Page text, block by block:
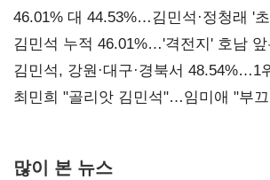
대표된 양 당직 배분"
46.01% 대 44.53%…김민석·정청래 '
김민석 누적 46.01%…'격전지' 호남
(2보)
김민석, 강원·대구·경북서 48.54%…1
최민희 "골리앗 김민석"…임미애 "부
많이 본 뉴스